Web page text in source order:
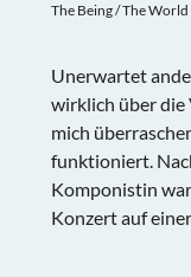
The Being / The World
Unerwartet
wirklich über
mich
funktioniert.
Komponistin
Konzert auf